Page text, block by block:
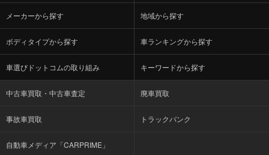
メーカーから探す 地域から探す
ボディタイプから探す 車ランキングから探す
車選びドットコムの取り組み キーワードから探す